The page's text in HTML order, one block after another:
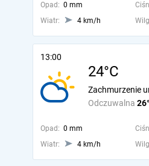
Opad: 0 mm
Wiatr:
4 km/h
13:00
24°C
Odczuwalna
Zachmurzenie
Opad: 0 mm
Wiatr:
4 km/h